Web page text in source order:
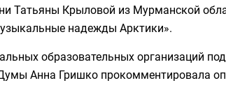
Татьяны Крыловой из Мурманской
надежды Арктики».
образовательных организаций
Анна Гришко прокомментировала